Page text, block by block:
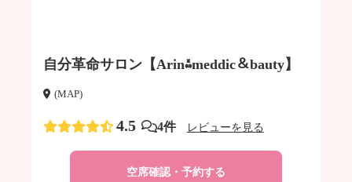
自分革命サロン【Arin⁂meddic＆bauty】
(MAP)
4.5 4件 レビューを見る
空席確認・予約する